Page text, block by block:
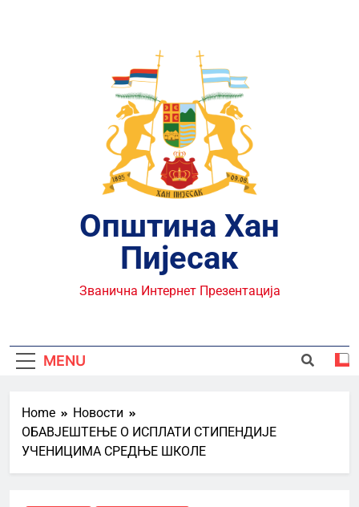
Општина Хан
Пијесак
Званична Интернет Презентација
MENU
Home
Новости
ОБАВЈЕШТЕЊЕ О ИСПЛАТИ СТИПЕНДИЈЕ
УЧЕНИЦИМА СРЕДЊЕ ШКОЛЕ